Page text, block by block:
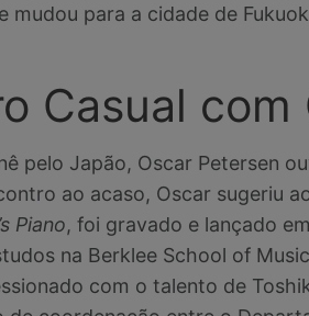
mudou para a cidade de
Casual com
pelo Japão, Oscar Petersen
ao acaso, Oscar sugeriu
Piano, foi gravado e lançado
na Berklee School of
com o talento de